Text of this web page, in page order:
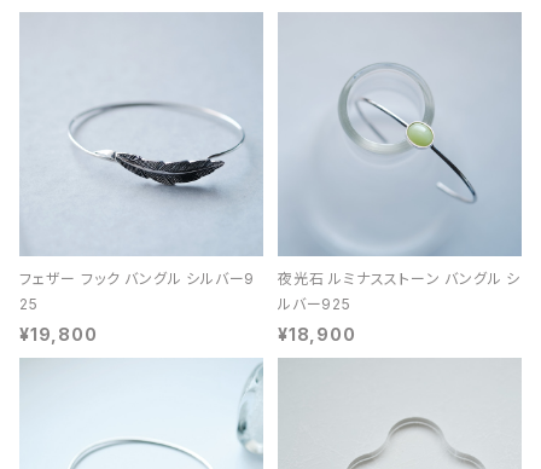
フェザー フック バングル シルバー9
25
¥19,800
夜光石 ルミナスストーン バングル シ
ルバー925
¥18,900